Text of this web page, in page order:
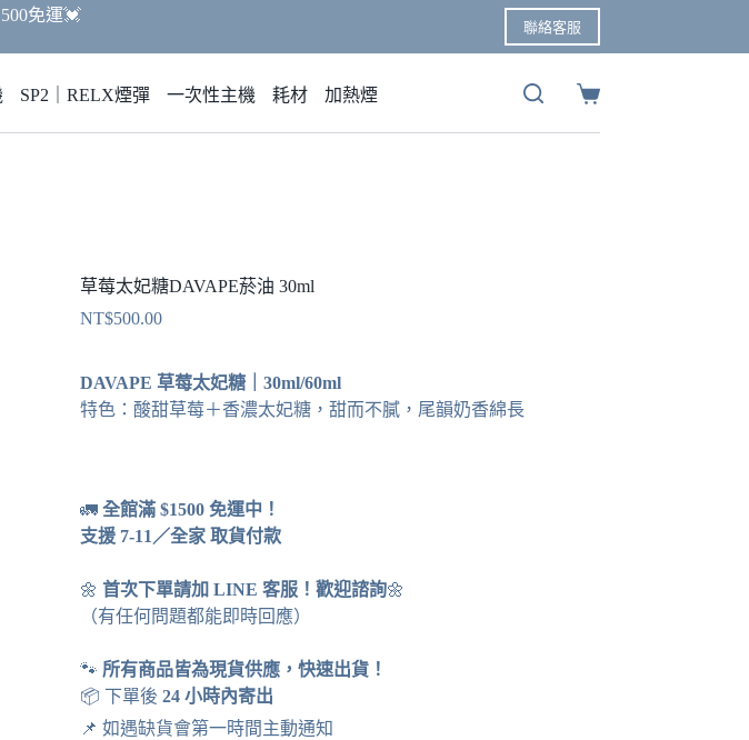
免運💓
聯絡客服
SP2｜RELX煙彈 一次性主機 耗材 加熱煙
購
物
草莓太妃糖DAVAPE菸油 30ml
NT$500.00
DAVAPE 草莓太妃糖｜30ml/60ml
特色：酸甜草莓＋香濃太妃糖，甜而不膩，尾韻奶香綿長
🚛全館滿 $1500 免運中！
支援 7-11／全家 取貨付款
🌼 首次下單請加 LINE 客服！歡迎諮詢🌼
（有任何問題都能即時回應）
🐾 所有商品皆為現貨供應，快速出貨！
📦 下單後 24 小時內寄出
📌 如遇缺貨會第一時間主動通知